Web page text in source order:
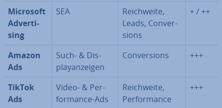
Microsoft
Ad­ver­ti­
sing
SEA
Reich­wei­te,
Leads, Con­ver­
si­ons
+ / ++
Amazon
Ads
Such- & Dis­
play­an­zei­gen
Con­ver­si­ons +++
TikTok
Ads
Video- & Per­
for­mance-Ads
Reich­wei­te,
Per­for­mance
+++